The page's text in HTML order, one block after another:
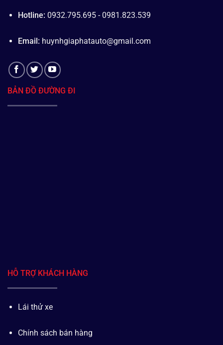
Hotline: 0932.795.695 - 0981.823.539
Email: huynhgiaphatauto@gmail.com
BẢN ĐỒ ĐƯỜNG ĐI
HỖ TRỢ KHÁCH HÀNG
Lái thử xe
Chính sách bán hàng